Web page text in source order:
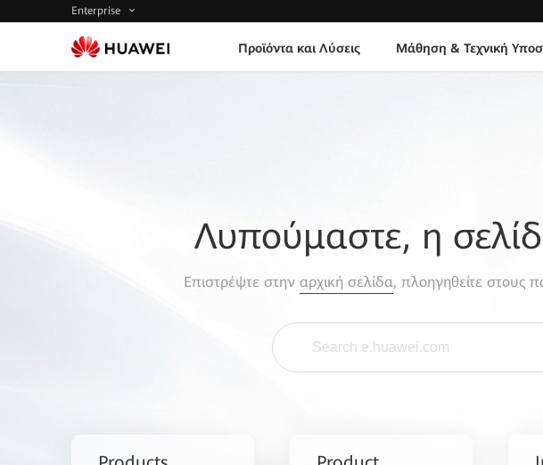
Enterprise
Προϊόντα και Λύσεις Μάθηση & Τεχνική
Λυπούμαστε, η
Επιστρέψτε στην αρχική σελίδα, πλοηγηθείτε στους